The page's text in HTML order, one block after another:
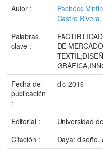
Autor :
Pacheco
Castro
Palabras
clave :
DE
Fecha de
publicación
:
dic-2016
Editorial :
Universidad
Citación :
Daya: diseño,